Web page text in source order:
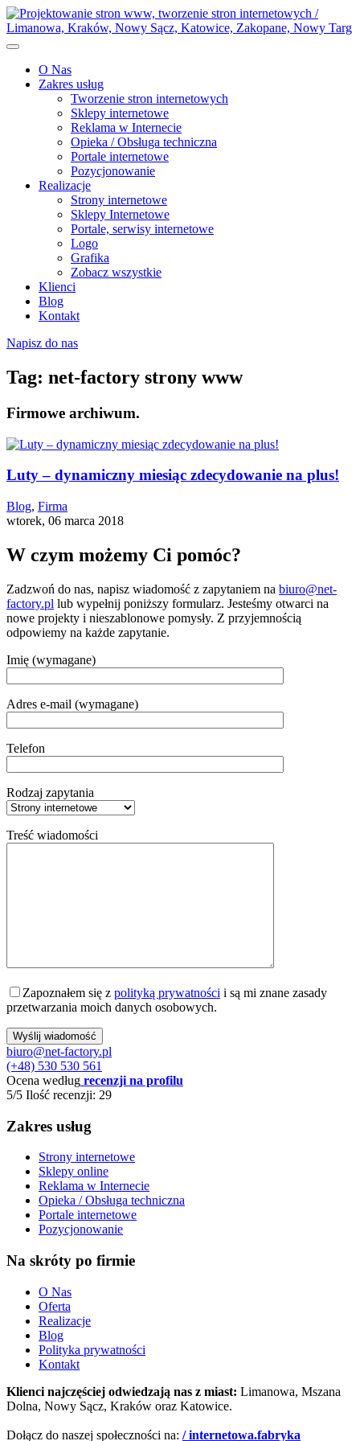
O Nas
Zakres usług
Tworzenie stron internetowych
Sklepy internetowe
Reklama w Internecie
Opieka / Obsługa techniczna
Portale internetowe
Pozycjonowanie
Realizacje
Strony internetowe
Sklepy Internetowe
Portale, serwisy internetowe
Logo
Grafika
Zobacz wszystkie
Klienci
Blog
Kontakt
Napisz do nas
Tag: net-factory strony www
Firmowe archiwum.
Luty – dynamiczny miesiąc zdecydowanie na plus!
Blog, Firma
wtorek, 06 marca 2018
W czym możemy Ci pomóc?
Zadzwoń do nas, napisz wiadomość z zapytaniem na biuro@net-
factory.pl lub wypełnij poniższy formularz. Jesteśmy otwarci na
nowe projekty i nieszablonowe pomysły. Z przyjemnością
odpowiemy na każde zapytanie.
Imię (wymagane)
Adres e-mail (wymagane)
Telefon
Rodzaj zapytania
Treść wiadomości
Zapoznałem się z polityką prywatności i są mi znane zasady
przetwarzania moich danych osobowych.
biuro@net-factory.pl
(+48) 530 530 561
Ocena według recenzji na profilu
5/5 Ilość recenzji: 29
Zakres usług
Strony internetowe
Sklepy online
Reklama w Internecie
Opieka / Obsługa techniczna
Portale internetowe
Pozycjonowanie
Na skróty po firmie
O Nas
Oferta
Realizacje
Blog
Polityka prywatności
Kontakt
Klienci najczęściej odwiedzają nas z miast: Limanowa, Mszana
Dolna, Nowy Sącz, Kraków oraz Katowice.
Dołącz do naszej społeczności na: / internetowa.fabryka